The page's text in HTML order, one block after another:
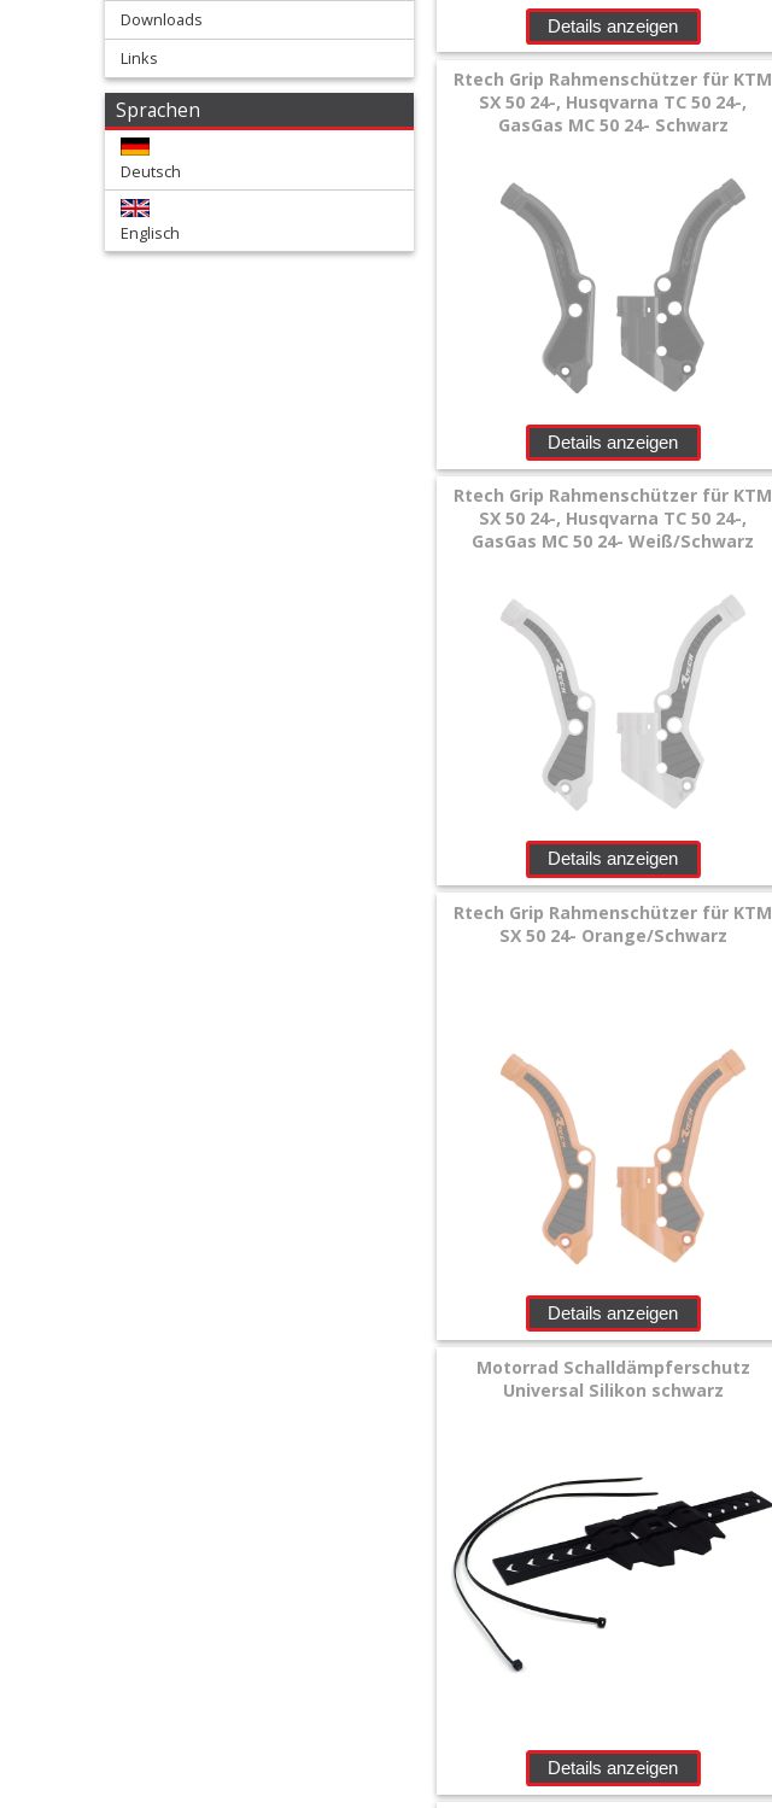
Werkstatt
Zubehör
Quad
Downloads
Links
Sprachen
Deutsch
Englisch
Details anzeigen
Rtech Grip Rahmenschützer für KTM
SX 50 24-, Husqvarna TC 50 24-,
GasGas MC 50 24- Schwarz
Details anzeigen
Rtech Grip Rahmenschützer für KTM
SX 50 24-, Husqvarna TC 50 24-,
GasGas MC 50 24- Weiß/Schwarz
Details anzeigen
Rtech Grip Rahmenschützer für KTM
SX 50 24- Orange/Schwarz
Details anzeigen
Motorrad Schalldämpferschutz
Universal Silikon schwarz
Details anzeigen